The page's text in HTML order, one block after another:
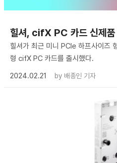
힐셔, cifX PC 카드 신제품
힐셔가 최근 미니 PCIe 하프사이즈
형 cifX PC 카드를 출시했다.
2024.02.21
by 배종인 기자